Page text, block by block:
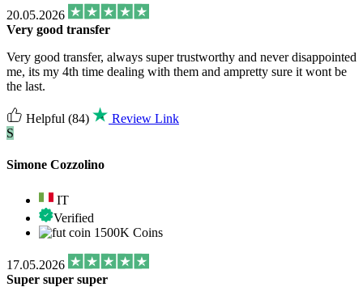
20.05.2026
Very good transfer
Very good transfer, always super trustworthy and never disappointed
me, its my 4th time dealing with them and ampretty sure it wont be
the last.
Helpful (84)
Review Link
S
Simone Cozzolino
IT
Verified
1500K Coins
17.05.2026
Super super super